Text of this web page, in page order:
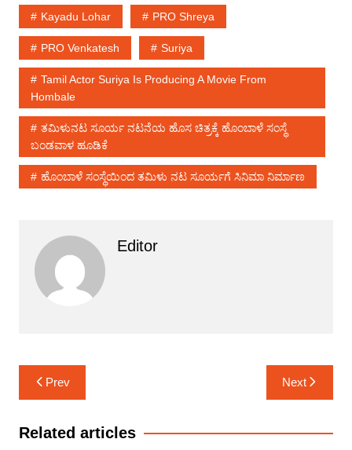
Kayadu Lohar PRO Shreya
PRO Venkatesh Suriya
Tamil Actor Suriya Is Producing A Movie From
Hombale
ತಮಿಳುನಟ ಸೂರ್ಯ ನಟನೆಯ ಹೊಸ ಚಿತ್ರಕ್ಕೆ ಹೊಂಬಾಳೆ ಸಂಸ್ಥೆ
ಬಂಡವಾಳ ಹೂಡಿಕೆ
ಹೊಂಬಾಳೆ ಸಂಸ್ಥೆಯಿಂದ ತಮಿಳು ನಟ ಸೂರ್ಯಗೆ ಸಿನಿಮಾ ನಿರ್ಮಾಣ
Editor
Post
navigation
Prev Next
Related articles